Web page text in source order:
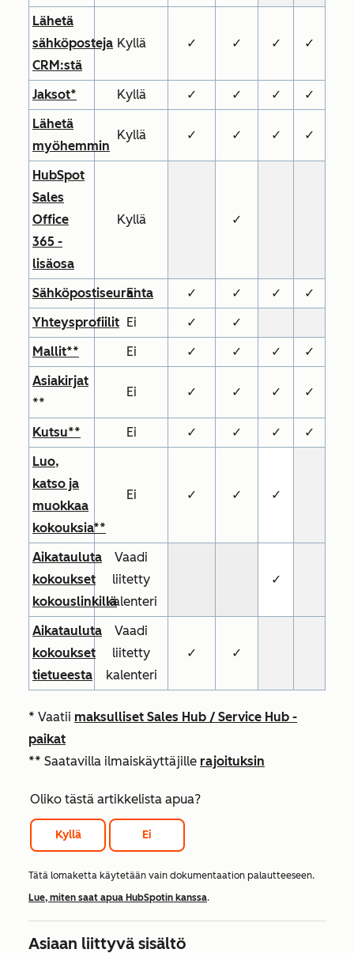
Lähetä
sähköposteja
CRM:stä
Kyllä ✓ ✓ ✓ ✓
Jaksot* Kyllä ✓ ✓ ✓
✓
Lähetä
myöhemmin
Kyllä ✓ ✓ ✓ ✓
HubSpot
Sales
Office
365 -
lisäosa
Kyllä ✓
Sähköpostiseuranta
Ei ✓ ✓ ✓
✓
Yhteysprofiilit Ei ✓
✓
Mallit**
Ei ✓ ✓ ✓
✓
Asiakirjat
**
Ei ✓ ✓ ✓ ✓
Kutsu** Ei ✓ ✓ ✓
✓
Luo,
katso ja
muokkaa
kokouksia**
Ei ✓ ✓ ✓
Aikatauluta
kokoukset
kokouslinkillä
Vaadi
liitetty
kalenteri
✓
Aikatauluta
kokoukset
tietueesta
Vaadi
liitetty
kalenteri
✓ ✓
* Vaatii maksulliset Sales Hub / Service Hub -
paikat
** Saatavilla ilmaiskäyttäjille rajoituksin
Oliko tästä artikkelista apua?
Kyllä Ei
Tätä lomaketta käytetään vain dokumentaation palautteeseen.
Lue, miten saat apua HubSpotin kanssa.
Asiaan liittyvä sisältö